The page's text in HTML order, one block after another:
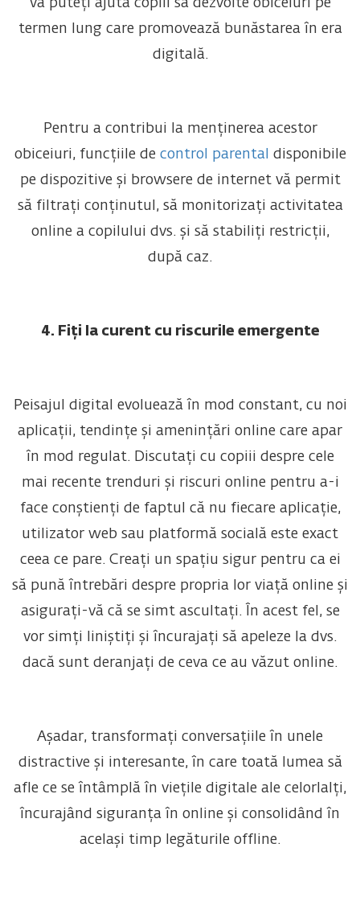
vă puteți ajuta copiii să dezvolte obiceiuri pe
termen lung care promovează bunăstarea în era
digitală.
Pentru a contribui la menținerea acestor
obiceiuri, funcțiile de control parental disponibile
pe dispozitive și browsere de internet vă permit
să filtrați conținutul, să monitorizați activitatea
online a copilului dvs. și să stabiliți restricții,
după caz.
4. Fiți la curent cu riscurile emergente
Peisajul digital evoluează în mod constant, cu noi
aplicații, tendințe și amenințări online care apar
în mod regulat. Discutați cu copiii despre cele
mai recente trenduri și riscuri online pentru a-i
face conștienți de faptul că nu fiecare aplicație,
utilizator web sau platformă socială este exact
ceea ce pare. Creați un spațiu sigur pentru ca ei
să pună întrebări despre propria lor viață online și
asigurați-vă că se simt ascultați. În acest fel, se
vor simți liniștiți și încurajați să apeleze la dvs.
dacă sunt deranjați de ceva ce au văzut online.
Așadar, transformați conversațiile în unele
distractive și interesante, în care toată lumea să
afle ce se întâmplă în viețile digitale ale celorlalți,
încurajând siguranța în online și consolidând în
același timp legăturile offline.